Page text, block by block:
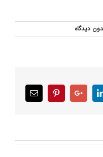
ديدگاه
LinkedIn
Google+
Pinterest
Email